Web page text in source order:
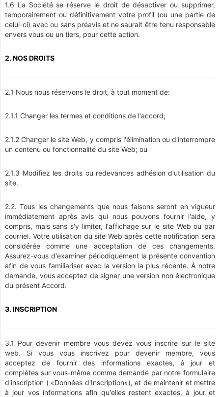
1.6 La Société se réserve le droit de désactiver ou supprimer,
temporairement ou définitivement votre profil (ou une partie de
celui-ci) avec ou sans préavis et ne saurait être tenu responsable
envers vous ou un tiers, pour cette action.
2. NOS DROITS
2.1 Nous nous réservons le droit, à tout moment de:
2.1.1 Changer les termes et conditions de l'accord;
2.1.2 Changer le site Web, y compris l'élimination ou d'interrompre
un contenu ou fonctionnalité du site Web; ou
2.1.3 Modifiez les droits ou redevances adhésion d'utilisation du
site.
2.2. Tous les changements que nous faisons seront en vigueur
immédiatement après avis qui nous pouvons fournir l'aide, y
compris, mais sans s'y limiter, l'affichage sur le site Web ou par
courriel. Votre utilisation du site Web après cette notification sera
considérée comme une acceptation de ces changements.
Assurez-vous d'examiner périodiquement la présente convention
afin de vous familiariser avec la version la plus récente. À notre
demande, vous acceptez de signer une version non électronique
du présent Accord.
3. INSCRIPTION
3.1 Pour devenir membre vous devez vous inscrire sur le site
web. Si vous vous inscrivez pour devenir membre, vous
acceptez de fournir des informations exactes, à jour et
complètes sur vous-même comme demandé par notre formulaire
d'inscription ( «Données d'Inscription»), et de maintenir et mettre
à jour vos informations afin qu'elles restent exactes, à jour et